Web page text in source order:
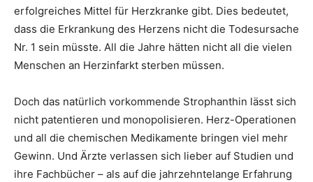
erfolgreiches Mittel für Herzkranke gibt. Dies bedeutet,
dass die Erkrankung des Herzens nicht die Todesursache
Nr. 1 sein müsste. All die Jahre hätten nicht all die vielen
Menschen an Herzinfarkt sterben müssen.
Doch das natürlich vorkommende Strophanthin lässt sich
nicht patentieren und monopolisieren. Herz-Operationen
und all die chemischen Medikamente bringen viel mehr
Gewinn. Und Ärzte verlassen sich lieber auf Studien und
ihre Fachbücher – als auf die jahrzehntelange Erfahrung